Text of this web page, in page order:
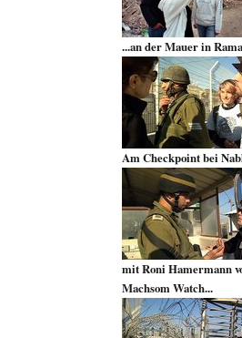
...an der Mauer in
Am Checkpoint bei
mit Roni Hamermann
Machsom Watch...